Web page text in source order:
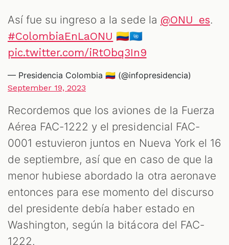
Así fue su ingreso a la sede la @ONU_es.
#ColombiaEnLaONU 🇨🇴🇺🇳
pic.twitter.com/iRtObq3In9
— Presidencia Colombia 🇨🇴 (@infopresidencia)
September 19, 2023
Recordemos que los aviones de la Fuerza
Aérea FAC-1222 y el presidencial FAC-
0001 estuvieron juntos en Nueva York el 16
de septiembre, así que en caso de que la
menor hubiese abordado la otra aeronave
entonces para ese momento del discurso
del presidente debía haber estado en
Washington, según la bitácora del FAC-
1222.